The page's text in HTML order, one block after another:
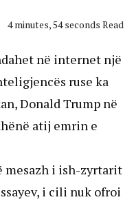
4 minutes, 54 seconds Read
në internet një
ruse ka
Donald Trump në
atij emrin e
mesazh i ish-zyrtarit
i cili nuk ofroi